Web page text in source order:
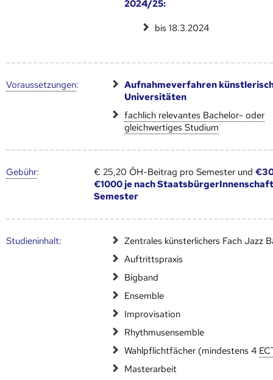
2024/25:
bis 18.3.2024
Voraus­setzungen:
Aufnahmeverfahren
Universitäten
fachlich relevantes Bachelor- oder
gleichwertiges Studium
Gebühr: € 25,20 ÖH-Beitrag pro Semester und
€1000 je nach
Semester
Studien­inhalt:
Zentrales künsterlichers Fach Jazz
Auftrittspraxis
Bigband
Ensemble
Improvisation
Rhythmusensemble
Wahlpflichtfächer (mindestens 4
Masterarbeit